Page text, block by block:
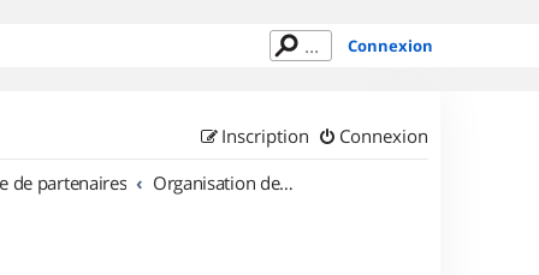
Connexion
Connexion
Inscription
de partenaires Organisation de sorties en région Provence Alpes Côte d'Azur